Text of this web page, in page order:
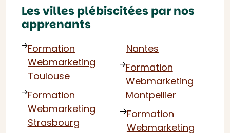
Les villes plébiscitées par nos
apprenants
Formation
Webmarketing
Toulouse
Formation
Webmarketing
Strasbourg
Nantes
Formation
Webmarketing
Montpellier
Formation
Webmarketing